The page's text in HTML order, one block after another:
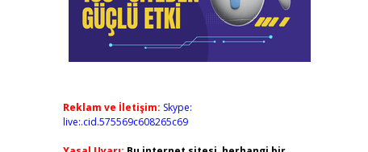
Reklam ve İletişim: Skype:
live:.cid.575569c608265c69